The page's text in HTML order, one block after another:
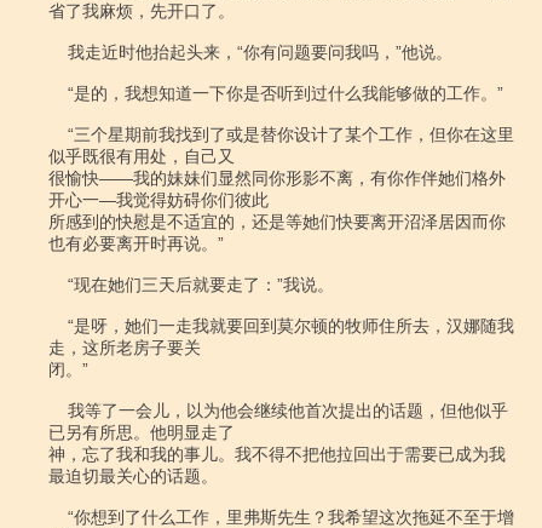
省了我麻烦，先开口了。
似乎既很有用处，自己又
很愉快――我的妹妹们显然同你形影不离，有你作伴她们格外
开心一―我觉得妨碍你们彼此
所感到的快慰是不适宜的，还是等她们快要离开沼泽居因而你
也有必要离开时再说。”
走，这所老房子要关
闭。”
已另有所思。他明显走了
神，忘了我和我的事儿。我不得不把他拉回出于需要已成为我
最迫切最关心的话题。